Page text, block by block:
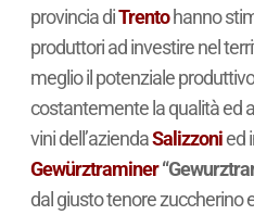
provincia diTrentohanno
produttori ad investire nel
meglio il potenziale
costantemente la qualità ed
vini dell’aziendaSalizzonied
Gewürztraminer
dal giusto tenore zuccherino